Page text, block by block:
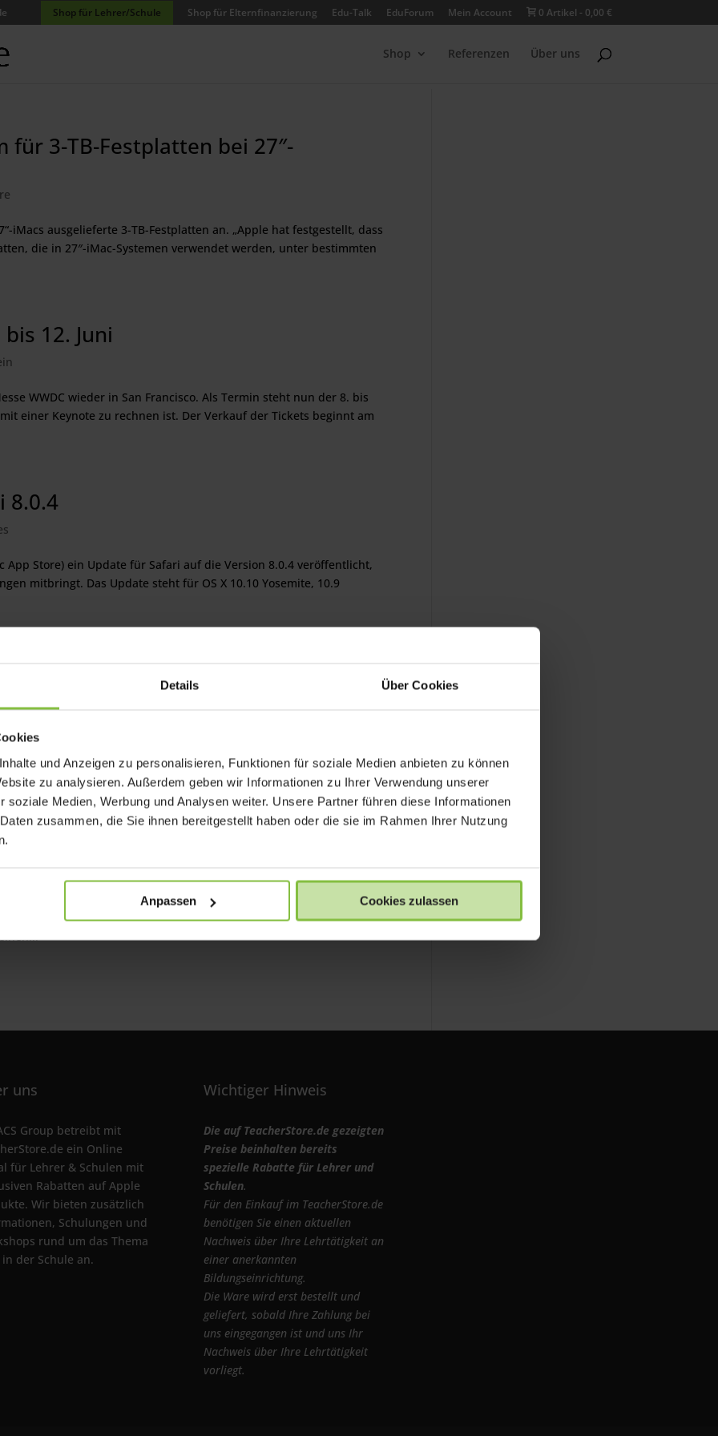
Details Über Cookies
und Anzeigen zu personalisieren, Funktionen für soziale Medien anbieten zu können
zu analysieren. Außerdem geben wir Informationen zu Ihrer Verwendung unserer
soziale Medien, Werbung und Analysen weiter. Unsere Partner führen diese Informationen
zusammen, die Sie ihnen bereitgestellt haben oder die sie im Rahmen Ihrer Nutzung
Anpassen Cookies zulassen
Shop für Lehrer/Schule Shop für Elternfinanzierung Edu-Talk EduForum Mein Account 0 Artikel 0,00 €
Shop Referenzen Über uns
für 3-TB-Festplatten bei 27″-
iMacs ausgelieferte 3-TB-Festplatten an. „Apple hat festgestellt, dass
die in 27″-iMac-Systemen verwendet werden, unter bestimmten
12. Juni
WWDC wieder in San Francisco. Als Termin steht nun der 8. bis
einer Keynote zu rechnen ist. Der Verkauf der Tickets beginnt am
8.0.4
Store) ein Update für Safari auf die Version 8.0.4 veröffentlicht,
mitbringt. Das Update steht für OS X 10.10 Yosemite, 10.9
was voraussichtlich im April verfügbar sein wird: Das neue
MacBook Air. Es wiegt gerademal 920 Gramm und misst an der
für iPhone 5
Programm geändert. Nach neuem Stand steht für
Akku haben, ein Zeitraum von drei Jahren nach dem ersten
uns
Group betreibt mit
ein Online
für Lehrer & Schulen mit
Rabatten auf Apple
Wir bieten zusätzlich
Schulungen und
rund um das Thema
in der Schule an.
Wichtiger Hinweis
Die auf TeacherStore.de gezeigten
Preise beinhalten bereits
spezielle Rabatte für Lehrer und
Schulen.
Für den Einkauf im TeacherStore.de
benötigen Sie einen aktuellen
Nachweis über Ihre Lehrtätigkeit an
einer anerkannten
Bildungseinrichtung.
Die Ware wird erst bestellt und
geliefert, sobald Ihre Zahlung bei
uns eingegangen ist und uns Ihr
Nachweis über Ihre Lehrtätigkeit
vorliegt.